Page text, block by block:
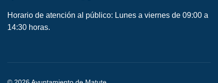
Horario de atención al público: Lunes a viernes de 09:00 a
14:30 horas.